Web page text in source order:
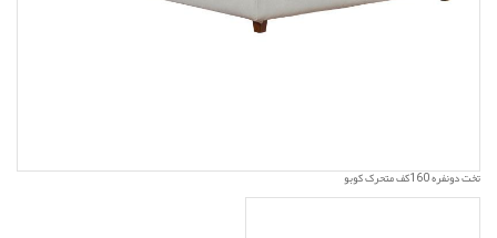
تخت دونفره 160کف متحرک کوبو